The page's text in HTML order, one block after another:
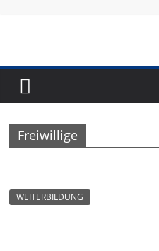
Freiwillige
WEITERBILDUNG